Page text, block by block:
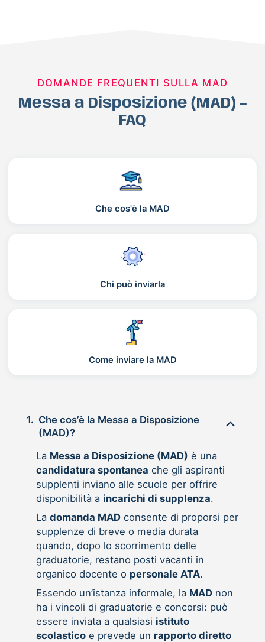
DOMANDE FREQUENTI SULLA MAD
Messa a Disposizione (MAD) –
FAQ
Che cos'è la MAD
Chi può inviarla
Come inviare la MAD
1. Che cos’è la Messa a Disposizione
(MAD)?
La Messa a Disposizione (MAD) è una
candidatura spontanea che gli aspiranti
supplenti inviano alle scuole per offrire
disponibilità a incarichi di supplenza.
La domanda MADconsente di proporsi per
supplenze di breve o media durata
quando, dopo lo scorrimento delle
graduatorie, restano posti vacanti in
organico docente o personale ATA.
Essendo un’istanza informale, la MADnon
ha i vincoli di graduatorie e concorsi: può
essere inviata a qualsiasi istituto
scolasticoe prevede un rapporto diretto